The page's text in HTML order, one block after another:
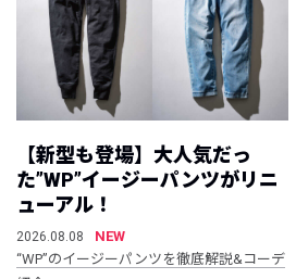
【新型も登場】大人気だっ
た”WP”イージーパンツがリニ
ューアル！
2026.08.08
NEW
“WP”のイージーパンツを徹底解説&コーデ